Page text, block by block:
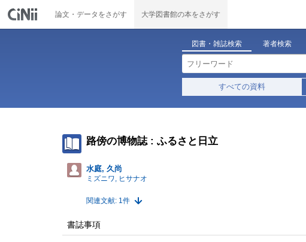
論文・データをさがす 大学図書館の本をさがす
図書・雑誌検索 著者検索
すべての資料
路傍の博物誌 : ふるさと日立
水庭, 久尚
ミズニワ, ヒサナオ
関連文献: 1件
書誌事項